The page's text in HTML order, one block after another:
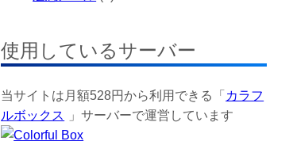
使用しているサーバー
当サイトは月額528円から利用できる「 カラフ
ルボックス
」サーバーで運営しています